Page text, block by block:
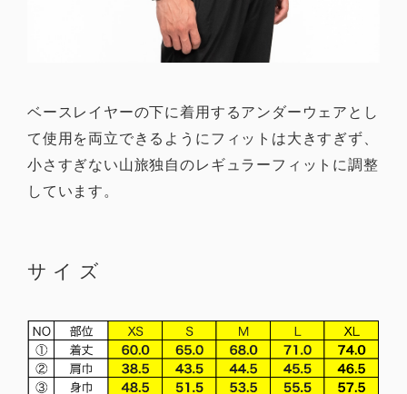
ベースレイヤーの下に着用するアンダーウェアとし
て使用を両立できるようにフィットは大きすぎず、
小さすぎない山旅独自のレギュラーフィットに調整
しています。
サイズ